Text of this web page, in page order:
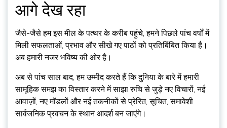
आगे देख रहा
जैसे-जैसे हम इस मील के पत्थर के करीब पहुंचे, हमने पिछले पांच वर्षों में
मिली सफलताओं, प्रभाव और सीखे गए पाठों को प्रतिबिंबित किया है।
अब हमारी नजर भविष्य की ओर है।
अब से पांच साल बाद, हम उम्मीद करते हैं कि दुनिया के बारे में हमारी
सामूहिक समझ का विस्तार करने में साझा रुचि से जुड़े नए विचारों, नई
आवाज़ों, नए मॉडलों और नई तकनीकों से प्रेरित, सूचित, समावेशी
सार्वजनिक प्रवचन के स्थान आदर्श बन जाएंगे।